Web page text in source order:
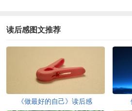
读后感图文推荐
《做最好的自己》读后感